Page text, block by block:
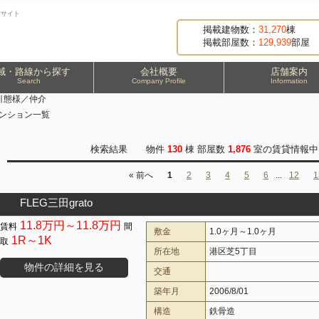
イト
掲載建物数： 31,270棟
掲載部屋数： 129,939部屋
・路線から探す
Search
会社概要
Company Profile
店舗案内
Information
態様／仲介
ション一覧
検索結果 物件 130 棟 部屋数 1,876 室の賃貸情報
« 前へ 1 2 3 4 5 6 ... 12
FLEG三田grato
11.8万円～11.8万円
1R～1K
物件の詳細を見る
敷金
1.0ヶ月～1.0ヶ月
所在地
港区芝5丁目
交通
築年月
2006/8/01
構造
鉄骨造